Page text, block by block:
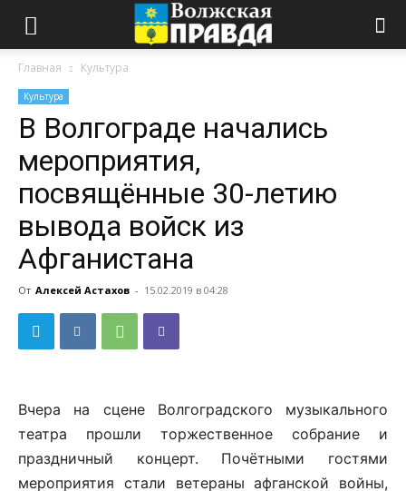
Главная Культура
Культура
В Волгограде начались
мероприятия,
посвящённые 30-летию
вывода войск из
Афганистана
От Алексей Астахов - 15.02.2019 в 04:28
Вчера на сцене Волгоградского музыкального
театра прошли торжественное собрание и
праздничный концерт. Почётными гостями
мероприятия стали ветераны афганской войны,